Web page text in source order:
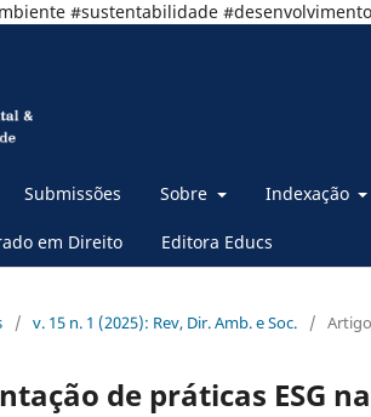
#sustentabilidade
Submissões Sobre Indexação
em Direito Editora Educs
/ v. 15 n. 1 (2025): Rev, Dir. Amb. e Soc. /
de práticas ESG